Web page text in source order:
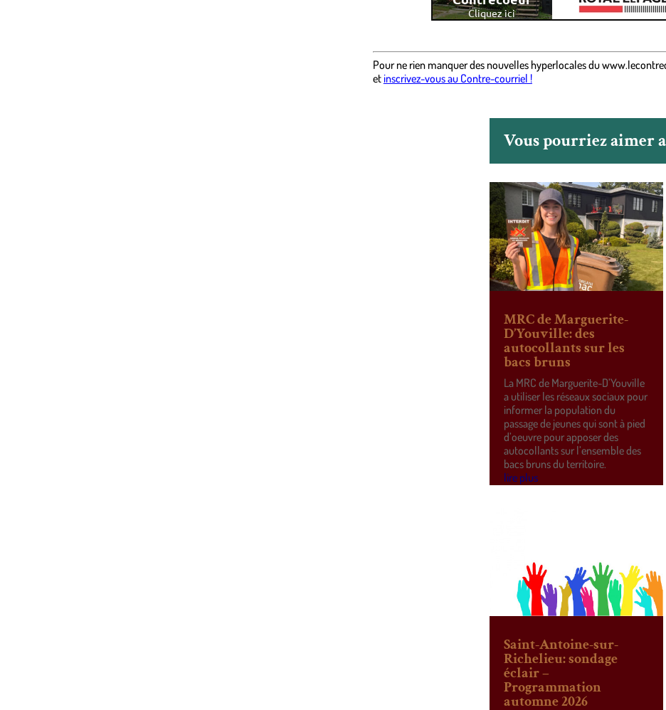
Pour ne rien manquer des nouvelles hyperlocalesdu
etinscrivez-vous au Contre-courriel !
Vous pourriez aimer
MRC de Marguerite-
D’Youville: des
autocollants sur les
bacs bruns
La MRC de Marguerite-D’Youville
a utiliser les réseaux sociaux pour
informer la population du
passage de jeunes qui sont à pied
d’oeuvre pour apposer des
autocollants sur l’ensemble des
bacs bruns du territoire.
lire plus
Saint-Antoine-sur-
Richelieu: sondage
éclair –
Programmation
automne 2026